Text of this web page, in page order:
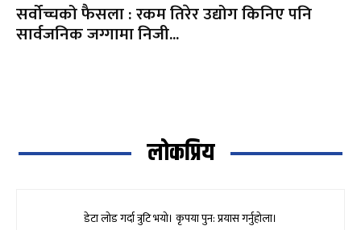
सर्वोच्चको फैसला : रकम तिरेर उद्योग किनिए पनि
सार्वजनिक जग्गामा निजी...
लोकप्रिय
डेटा लोड गर्दा त्रुटि भयो। कृपया पुन: प्रयास गर्नुहोला।